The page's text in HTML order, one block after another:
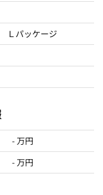
Ｌパッケージ
- 万円
- 万円